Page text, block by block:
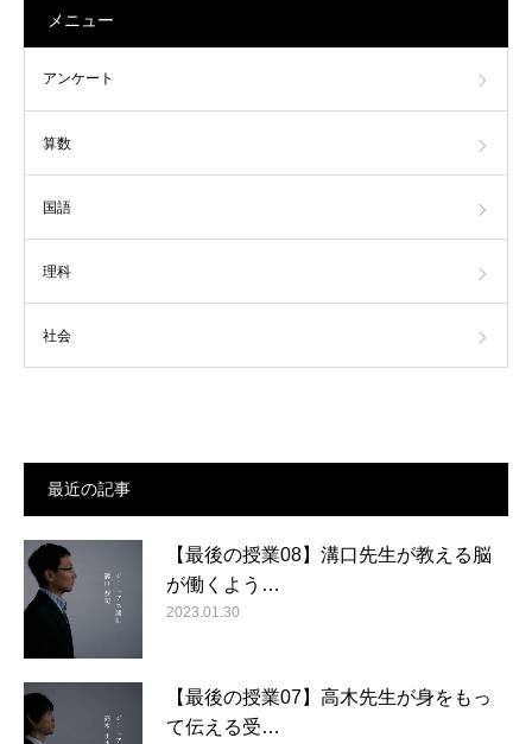
メニュー
アンケート
算数
国語
理科
社会
最近の記事
【最後の授業08】溝口先生が教える脳
が働くよう…
2023.01.30
【最後の授業07】高木先生が身をもっ
て伝える受…